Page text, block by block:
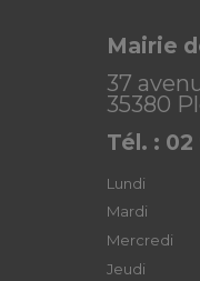
Mairie
37
35380
Tél. : 02
Lundi
Mardi
Mercredi
Jeudi